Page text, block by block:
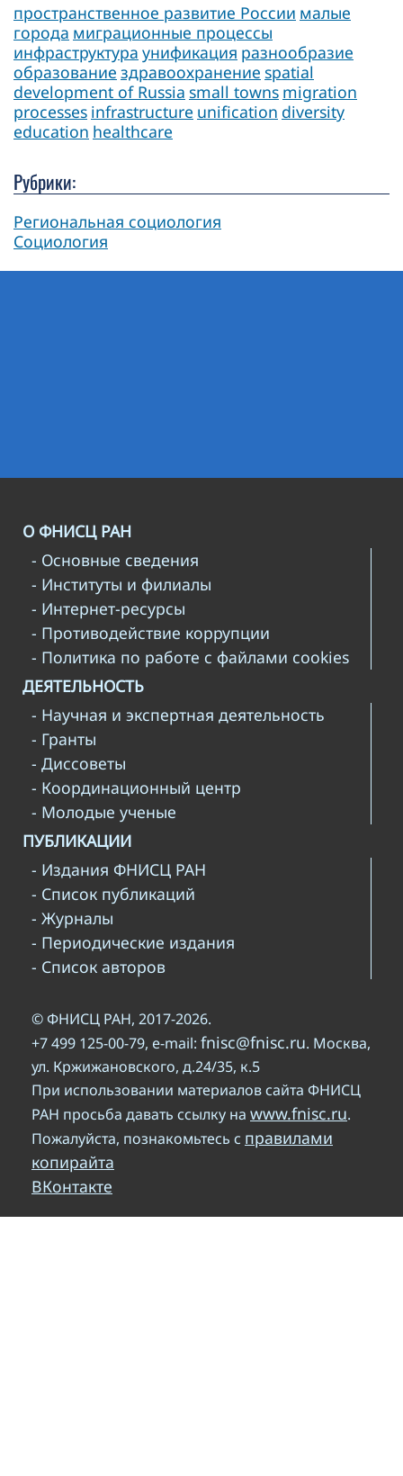
пространственное развитие России малые
города миграционные процессы
инфраструктура унификация разнообразие
образование здравоохранение spatial
development of Russia small towns migration
processes infrastructure unification diversity
education healthcare
Рубрики:
Региональная социология
Социология
О ФНИСЦ РАН
- Основные сведения
- Институты и филиалы
- Интернет-ресурсы
- Противодействие коррупции
- Политика по работе с файлами cookies
ДЕЯТЕЛЬНОСТЬ
- Научная и экспертная деятельность
- Гранты
- Диссоветы
- Координационный центр
- Молодые ученые
ПУБЛИКАЦИИ
- Издания ФНИСЦ РАН
- Список публикаций
- Журналы
- Периодические издания
- Список авторов
© ФНИСЦ РАН, 2017-2026.
+7 499 125-00-79, e-mail: fnisc@fnisc.ru. Москва,
ул. Кржижановского, д.24/35, к.5
При использовании материалов сайта ФНИСЦ
РАН просьба давать ссылку на www.fnisc.ru.
Пожалуйста, познакомьтесь с правилами
копирайта
ВКонтакте